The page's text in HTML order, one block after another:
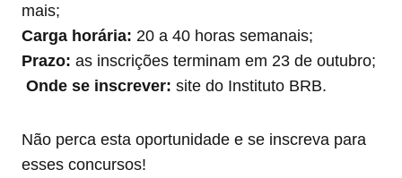
mais;
Carga horária: 20 a 40 horas semanais;
Prazo: as inscrições terminam em 23 de outubro;
Onde se inscrever: site do Instituto BRB.
Não perca esta oportunidade e se inscreva para
esses concursos!